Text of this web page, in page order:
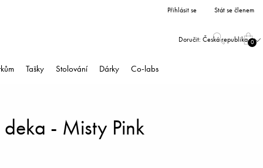
Přihlásit se Stát se členem
Doručit: Česká republika 0
Tašky Stolování Dárky Co-labs
deka - Misty Pink